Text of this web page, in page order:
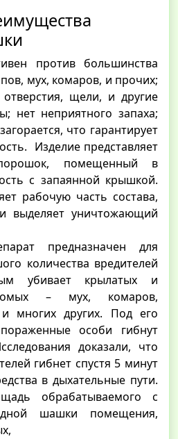
против большинства
мух, комаров, и прочих;
щели, и другие
нет неприятного запаха;
что гарантирует
Изделие представляет
помещенный в
с запаянной крышкой.
рабочую часть состава,
выделяет уничтожающий
предназначен для
количества вредителей
убивает крылатых и
– мух, комаров,
многих других. Под его
особи гибнут
доказали, что
гибнет спустя 5 минут
в дыхательные пути.
обрабатываемого с
шашки помещения,